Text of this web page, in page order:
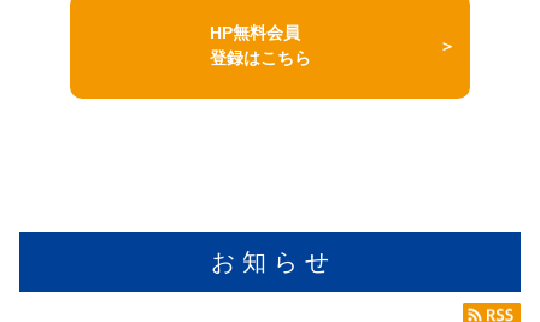
お 知 ら せ
HP無料会員
登録はこちら